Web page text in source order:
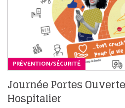
PRÉVENTION/SÉCURITÉ
Journée Portes
Hospitalier